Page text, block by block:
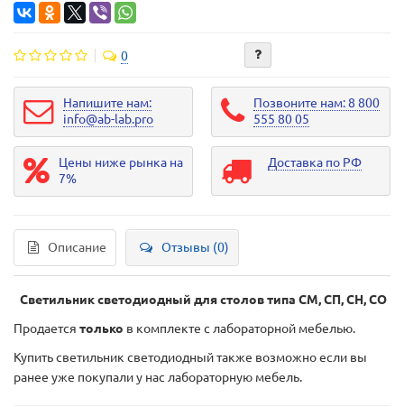
0
Напишите нам:
info@ab-lab.pro
Позвоните нам: 8 800
555 80 05
Цены ниже рынка на
7%
Доставка по РФ
Описание Отзывы (0)
Светильник светодиодный для столов типа СМ, СП, СН, СО
Продается только в комплекте с лабораторной мебелью.
Купить светильник светодиодный также возможно если вы
ранее уже покупали у нас лабораторную мебель.